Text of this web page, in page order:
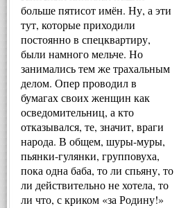
больше пятисот имён. Ну, а эти
тут, которые приходили
постоянно в спецквартиру,
были намного мельче. Но
занимались тем же трахальным
делом. Опер проводил в
бумагах своих женщин как
осведомительниц, а кто
отказывался, те, значит, враги
народа. В общем, шуры-муры,
пьянки-гулянки, групповуха,
пока одна баба, то ли спьяну, то
ли действительно не хотела, то
ли что, с криком «за Родину!»